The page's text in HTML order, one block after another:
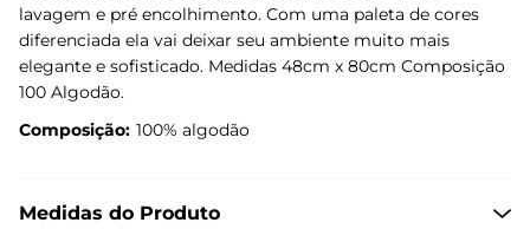
lavagem e pré encolhimento. Com uma paleta de cores
diferenciada ela vai deixar seu ambiente muito mais
elegante e sofisticado. Medidas 48cm x 80cm Composição
100 Algodão.
Composição: 100% algodão
Medidas do Produto